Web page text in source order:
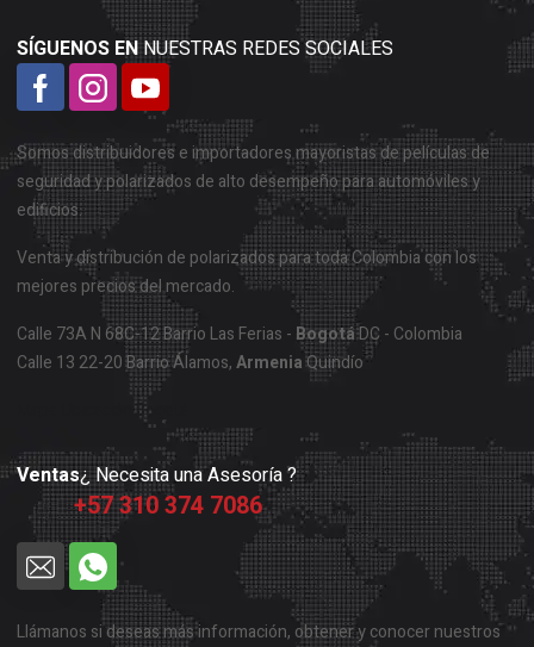
SÍGUENOS EN NUESTRAS REDES SOCIALES
Somos distribuidores e importadores mayoristas de películas de
seguridad y polarizados de alto desempeño para automóviles y
edificios.
Venta y distribución de polarizados para toda Colombia con los
mejores precios del mercado.
Calle 73A N 68C-12 Barrio Las Ferias - BogotáDC - Colombia
Calle 13 22-20 Barrio Álamos,ArmeniaQuindío
Mapa Ubicación Bogotá
Ventas¿ Necesita una Asesoría ?
+57 310 374 7086
Llámanos si deseas más información, obtener y conocer nuestros